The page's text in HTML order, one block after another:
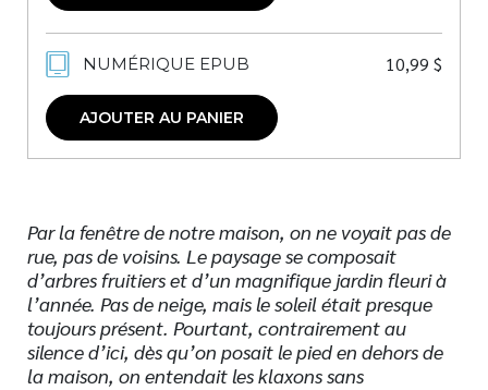
NUMÉRIQUE EPUB 10,99 $
AJOUTER AU PANIER
Par la fenêtre de notre maison, on ne voyait pas de
rue, pas de voisins. Le paysage se composait
d’arbres fruitiers et d’un magnifique jardin fleuri à
l’année. Pas de neige, mais le soleil était presque
toujours présent. Pourtant, contrairement au
silence d’ici, dès qu’on posait le pied en dehors de
la maison, on entendait les klaxons sans